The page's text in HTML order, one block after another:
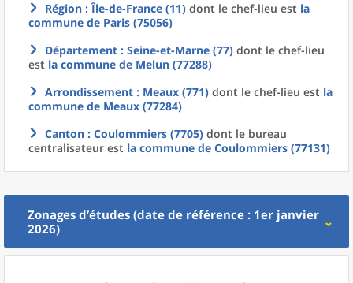
Région : Île-de-France (11) dont le chef-lieu est la
commune de Paris (75056)
Département : Seine-et-Marne (77) dont le chef-lieu
est la commune de Melun (77288)
Arrondissement : Meaux (771) dont le chef-lieu est la
commune de Meaux (77284)
Canton : Coulommiers (7705) dont le bureau
centralisateur est la commune de Coulommiers (77131)
Zonages d’études (date de référence : 1er janvier
2026)